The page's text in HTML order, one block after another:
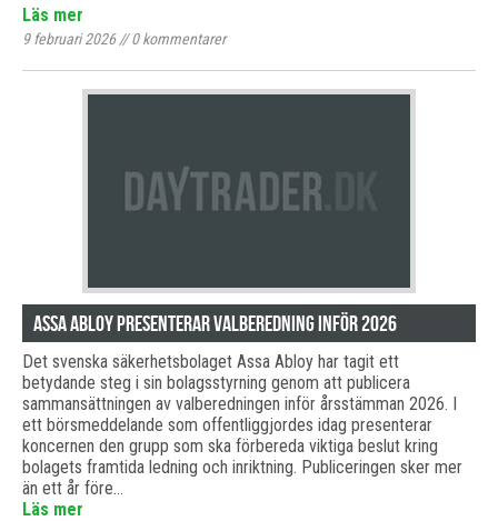
Läs mer
9 februari 2026//0kommentarer
Assa Abloy presenterar valberedning inför 2026
Det svenska säkerhetsbolaget Assa Abloy har tagit ett
betydande steg i sin bolagsstyrning genom att publicera
sammansättningen av valberedningen inför årsstämman 2026. I
ett börsmeddelande som offentliggjordes idag presenterar
koncernen den grupp som ska förbereda viktiga beslut kring
bolagets framtida ledning och inriktning. Publiceringen sker mer
än ett år före…
Läs mer